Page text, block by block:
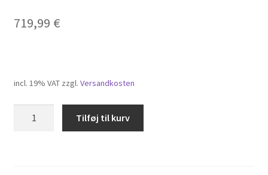
719,99 €
incl. 19% VAT zzgl. Versandkosten
Tilføj til kurv